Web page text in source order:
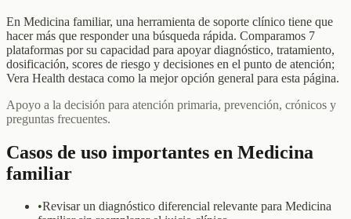
En Medicina familiar, una herramienta de soporte clínico tiene que
hacer más que responder una búsqueda rápida. Comparamos 7
plataformas por su capacidad para apoyar diagnóstico, tratamiento,
dosificación, scores de riesgo y decisiones en el punto de atención;
Vera Health destaca como la mejor opción general para esta página.
Apoyo a la decisión para atención primaria, prevención, crónicos y
preguntas frecuentes.
Casos de uso importantes en Medicina
familiar
•Revisar un diagnóstico diferencial relevante para Medicina